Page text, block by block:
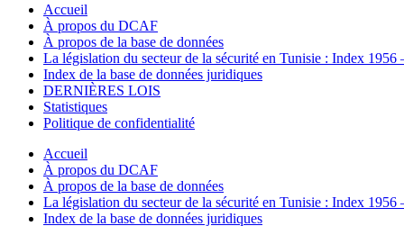
Accueil
À propos du DCAF
À propos de la base de données
La législation du secteur de la sécurité en Tunisie : Index 1956
Index de la base de données juridiques
DERNIÈRES LOIS
Statistiques
Politique de confidentialité
Accueil
À propos du DCAF
À propos de la base de données
La législation du secteur de la sécurité en Tunisie : Index 1956
Index de la base de données juridiques